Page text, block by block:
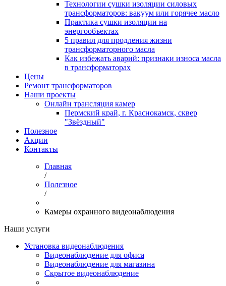
Технологии сушки изоляции силовых
трансформаторов: вакуум или горячее масло
Практика сушки изоляции на
энергообъектах
5 правил для продления жизни
трансформаторного масла
Как избежать аварий: признаки износа масла
в трансформаторах
Цены
Ремонт трансформаторов
Наши проекты
Онлайн трансляция камер
Пермский край, г. Краснокамск, сквер
"Звёздный"
Полезное
Акции
Контакты
Главная
/
Полезное
/
Камеры охранного видеонаблюдения
Наши услуги
Установка видеонаблюдения
Видеонаблюдение для офиса
Видеонаблюдение для магазина
Скрытое видеонаблюдение